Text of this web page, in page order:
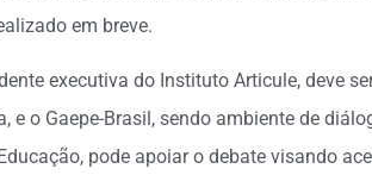
em breve.
executiva do Instituto Articule, deve
e o Gaepe-Brasil, sendo ambiente de
pode apoiar o debate visando